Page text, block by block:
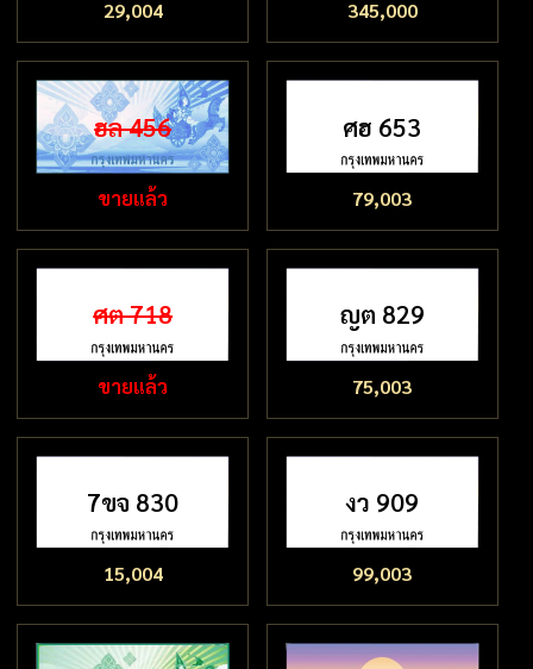
29,004 345,000
ฮล 456
ขายแล้ว
ศฮ 653
79,003
ศต 718
ขายแล้ว
ญต 829
75,003
7ขจ 830
15,004
งว 909
99,003